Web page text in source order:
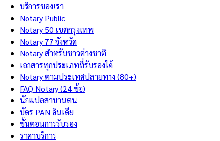
บริการของเรา
Notary Public
Notary 50 เขตกรุงเทพ
Notary 77 จังหวัด
Notary สำหรับชาวต่างชาติ
เอกสารทุกประเภทที่รับรองได้
Notary ตามประเทศปลายทาง (80+)
FAQ Notary (24 ข้อ)
นักแปลสาบานตน
บัตร PAN อินเดีย
ขั้นตอนการรับรอง
ราคาบริการ